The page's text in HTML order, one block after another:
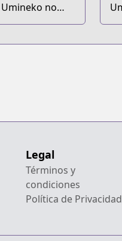
Umineko no
Naku Koro ni
Legal
Términos y
condiciones
Política de Privacidad